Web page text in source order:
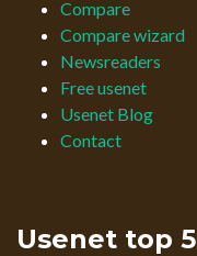
Compare
Compare wizard
Newsreaders
Free usenet
Usenet Blog
Contact
Usenet top 5